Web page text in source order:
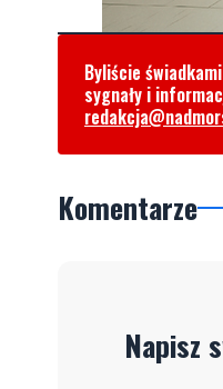
Byliście
sygnały i
Komentarze
Napisz